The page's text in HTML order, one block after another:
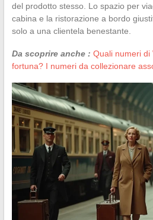
del prodotto stesso. Lo spazio per
cabina e la ristorazione a bordo
solo a una clientela benestante.
Da scoprire anche : Quali numeri di
fortuna? I numeri da collezionare